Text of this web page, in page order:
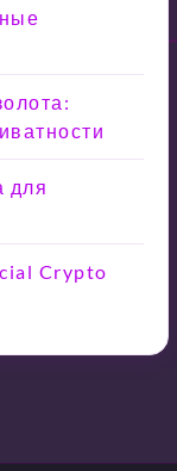
для
Crypto